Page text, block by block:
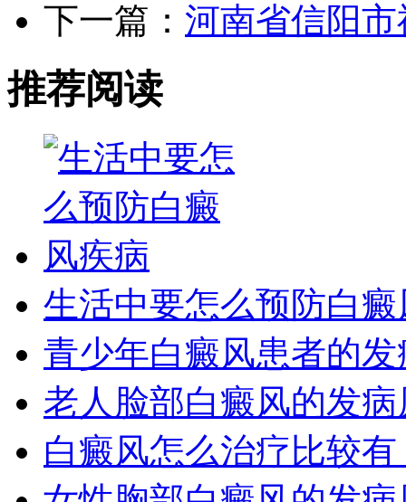
下一篇： 河南省信阳
推荐阅读
生活中要怎么预防白
青少年白癜风患者的
老人脸部白癜风的发
白癜风怎么治疗比较有